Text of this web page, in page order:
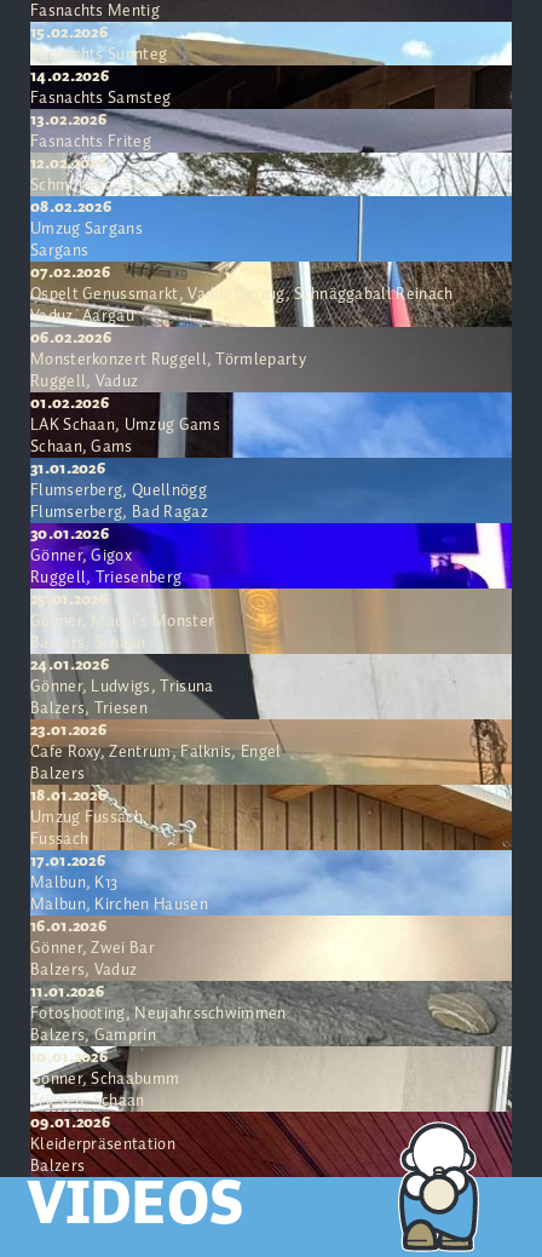
Fasnachts Mentig
15.02.2026
Fasnachts Sunnteg
14.02.2026
Fasnachts Samsteg
13.02.2026
Fasnachts Friteg
12.02.2026
Schmutziga Donnsteg
08.02.2026
Umzug Sargans
Sargans
07.02.2026
Ospelt Genussmarkt, Vaduz Umzug, Schnäggaball Reinach
Vaduz, Aargau
06.02.2026
Monsterkonzert Ruggell, Törmleparty
Ruggell, Vaduz
01.02.2026
LAK Schaan, Umzug Gams
Schaan, Gams
31.01.2026
Flumserberg, Quellnögg
Flumserberg, Bad Ragaz
30.01.2026
Gönner, Gigox
Ruggell, Triesenberg
25.01.2026
Gönner, Mausi`s Monster
Balzers, Schaan
24.01.2026
Gönner, Ludwigs, Trisuna
Balzers, Triesen
23.01.2026
Cafe Roxy, Zentrum, Falknis, Engel
Balzers
18.01.2026
Umzug Fussach
Fussach
17.01.2026
Malbun, K13
Malbun, Kirchen Hausen
16.01.2026
Gönner, Zwei Bar
Balzers, Vaduz
11.01.2026
Fotoshooting, Neujahrsschwimmen
Balzers, Gamprin
10.01.2026
Gönner, Schaabumm
Triesen, Schaan
09.01.2026
Kleiderpräsentation
Balzers
VIDEOS